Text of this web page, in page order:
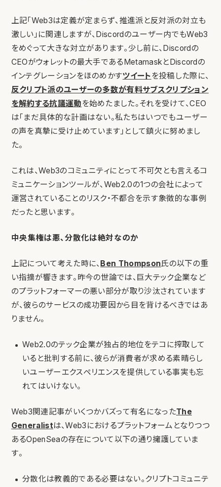
上記「Web3は定義が定まらず、推進派と反対派の対立も
激しい」に関連しますが、Discordのユーザー内でもWeb3
をめぐって大きな対立があります。少し前に、Discordの
CEOがウォレットの最大手であるMetamaskとDiscordの
インテグレーションをほのめかすツイート を投稿した際に、
反クリプト派のユーザーの多数が有料サブスクリプション
を解約する抗議運動 を始めたました。それを受けて、CEO
は「まだ具体的な計画はない。私たちはいつでもユーザー
の声を真摯に受け止めています」として鎮火に努めまし
た。
これは、Web3のコミュニティにとって不可欠とも言えるコ
ミュニケーションツールが、Web2.0の1つの会社によって
運営されていることのリスク・不都合を示す象徴的な事例
だったと思います。
中央集権は悪、分散化は絶対なのか
上記について考えた時に、 Ben Thompson氏の以下の重
い指摘が響きます。昨今の世論では、巨大テック企業など
のプラットフォーマーの悪い部分が取り沙汰されています
が、彼らのサービスの成功要因から目を背けるべきではあ
りません。
Web2.0のテック企業が独占的地位をテコに搾取して
いると批判する前に、彼らが消費者が求める素晴らし
いユーザーエクスペリエンスを提供している事実も忘
れてはいけない。
Web3関連記事がいくつかバズって有名になったThe
Generalistは、Web3におけるプラットフォームとなりつつ
あるOpenSeaの存在について以下の通り擁護していま
す。
分散化は教義的である必要はない。クリプトコミュニテ